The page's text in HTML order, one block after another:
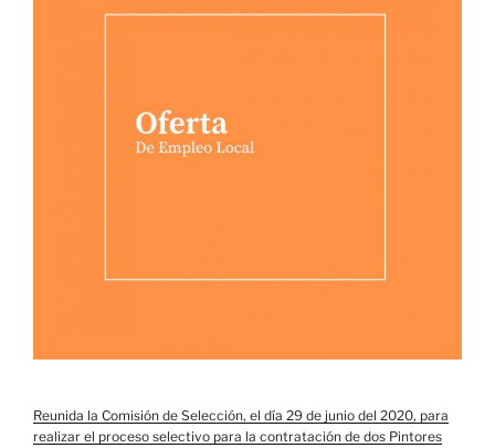
Reunida la Comisión de Selección, el día 29 de junio del 2020, para
realizar el proceso selectivo para la contratación de dos Pintores